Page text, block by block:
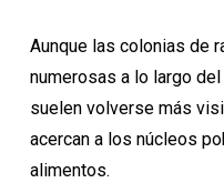
Aunque las colonias de
numerosas a lo largo
suelen volverse más
acercan a los núcleos
alimentos.